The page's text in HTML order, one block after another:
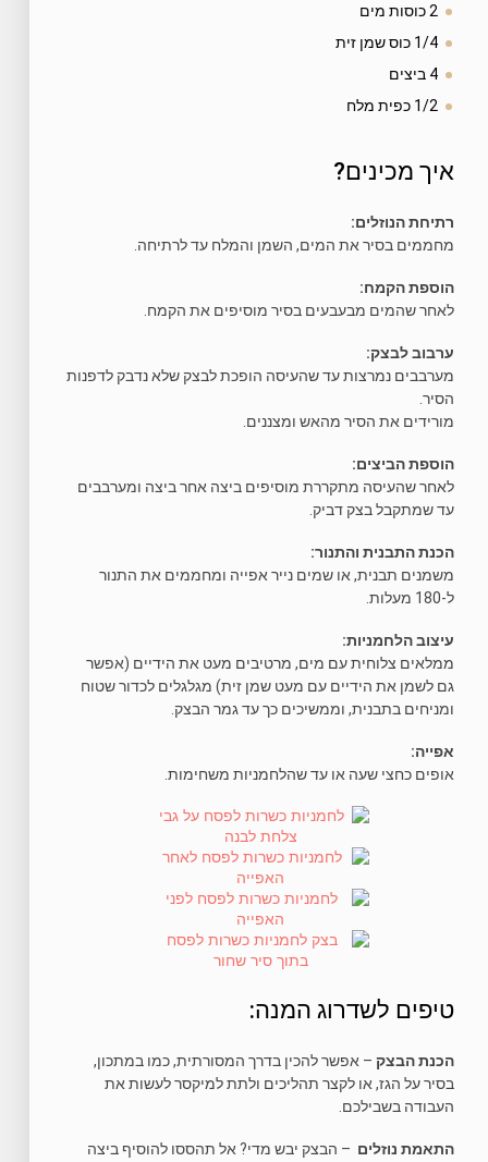
2 כוסות מים
1/4 כוס שמן זית
4 ביצים
1/2 כפית מלח
איך מכינים?
רתיחת הנוזלים:
מחממים בסיר את המים, השמן והמלח עד לרתיחה.
הוספת הקמח:
לאחר שהמים מבעבעים בסיר מוסיפים את הקמח.
ערבוב לבצק:
מערבבים נמרצות עד שהעיסה הופכת לבצק שלא נדבק לדפנות
הסיר.
מורידים את הסיר מהאש ומצננים.
הוספת הביצים:
לאחר שהעיסה מתקררת מוסיפים ביצה אחר ביצה ומערבבים
עד שמתקבל בצק דביק.
הכנת התבנית והתנור:
משמנים תבנית, או שמים נייר אפייה ומחממים את התנור
ל-180 מעלות.
עיצוב הלחמניות:
ממלאים צלוחית עם מים, מרטיבים מעט את הידיים (אפשר
גם לשמן את הידיים עם מעט שמן זית) מגלגלים לכדור שטוח
ומניחים בתבנית, וממשיכים כך עד גמר הבצק.
אפייה:
אופים כחצי שעה או עד שהלחמניות משחימות.
טיפים לשדרוג המנה:
הכנת הבצק – אפשר להכין בדרך המסורתית, כמו במתכון,
בסיר על הגז, או לקצר תהליכים ולתת למיקסר לעשות את
העבודה בשבילכם.
התאמת נוזלים – הבצק יבש מדי? אל תהססו להוסיף ביצה